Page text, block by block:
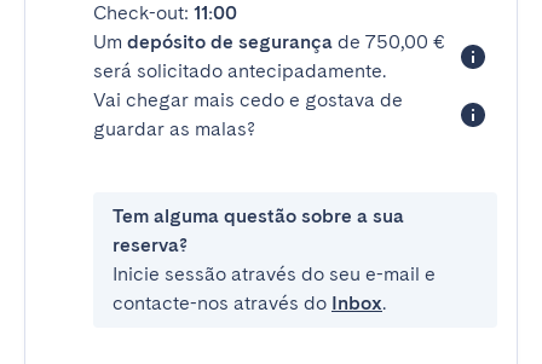
Check-out: 11:00
Um depósito de segurança de 750,00 €
será solicitado antecipadamente.
Vai chegar mais cedo e gostava de
guardar as malas?
Tem alguma questão sobre a sua
reserva?
Inicie sessão através do seu e-mail e
contacte-nos através do Inbox.